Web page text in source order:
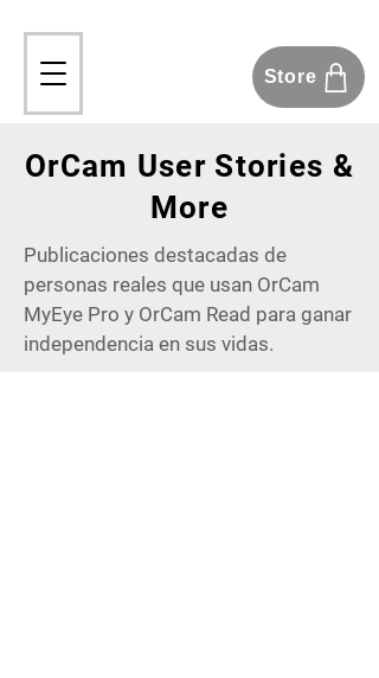
Store
OrCam User Stories &
More
Publicaciones destacadas de
personas reales que usan OrCam
MyEye Pro y OrCam Read para ganar
independencia en sus vidas.